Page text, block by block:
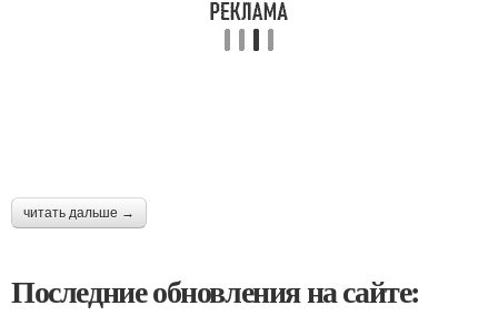
читать дальше →
Последние обновления на сайте: